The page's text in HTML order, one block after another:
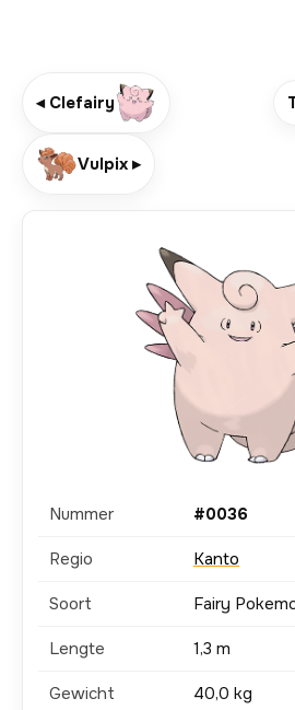
◂ Clefairy
Vulpix ▸
Nummer #0036
Regio Kanto
Soort Fairy
Lengte 1,3 m
Gewicht 40,0 kg